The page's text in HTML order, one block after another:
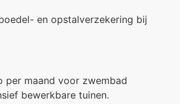
en opstalverzekering bij
maand voor zwembad
bewerkbare tuinen.